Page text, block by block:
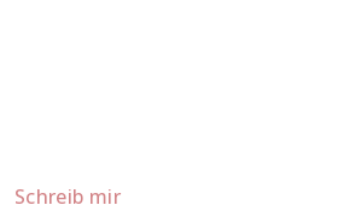
Schreib mir